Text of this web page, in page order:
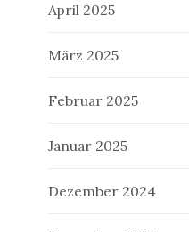
April 2025
März 2025
Februar 2025
Januar 2025
Dezember 2024